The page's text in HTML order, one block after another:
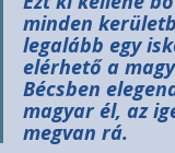
minden
legalább egy
elérhető a
Bécsben
magyar él, az
megvan rá.